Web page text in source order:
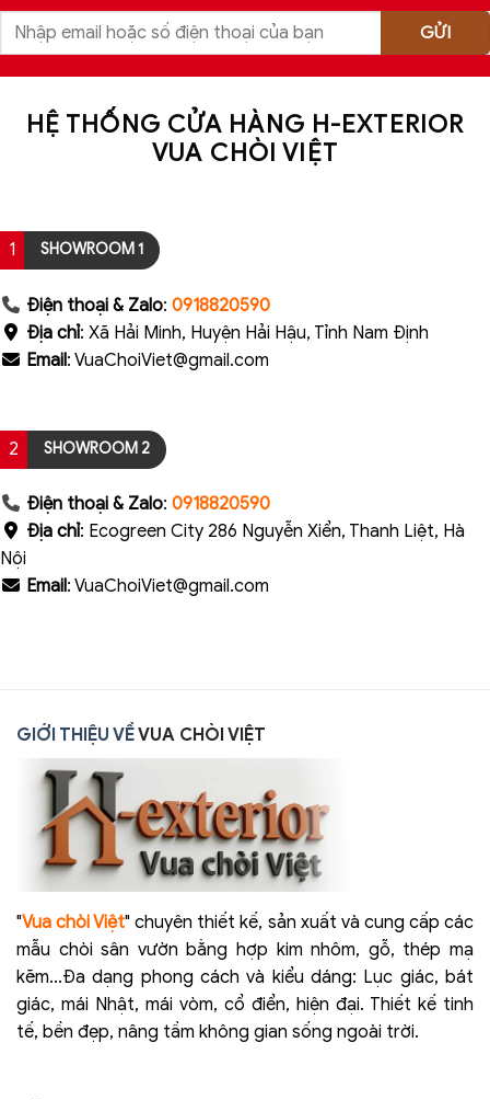
HỆ THỐNG CỬA HÀNG H-EXTERIOR
VUA CHÒI VIỆT
1 SHOWROOM 1
Điện thoại & Zalo: 0918820590
Địa chỉ: Xã Hải Minh, Huyện Hải Hậu, Tỉnh Nam Định
Email: VuaChoiViet@gmail.com
2 SHOWROOM 2
Điện thoại & Zalo: 0918820590
Địa chỉ: Ecogreen City 286 Nguyễn Xiển, Thanh Liệt, Hà
Nội
Email: VuaChoiViet@gmail.com
GIỚI THIỆU VỀVUA CHÒI VIỆT
"Vua chòi Việt" chuyên thiết kế, sản xuất và cung cấp các
mẫu chòi sân vườn bằng hợp kim nhôm, gỗ, thép mạ
kẽm...Đa dạng phong cách và kiểu dáng: Lục giác, bát
giác, mái Nhật, mái vòm, cổ điển, hiện đại. Thiết kế tinh
tế, bền đẹp, nâng tầm không gian sống ngoài trời.